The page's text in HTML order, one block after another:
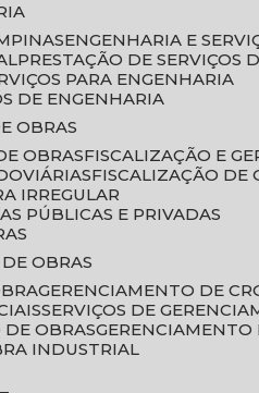
ENGENHARIA E
PRESTAÇÃO DE SERVIÇOS
PARA ENGENHARIA
DE ENGENHARIA
OBRAS
OBRAS
FISCALIZAÇÃO E
FISCALIZAÇÃO
IRREGULAR
PÚBLICAS E PRIVADAS
OBRAS
GERENCIAMENTO DE
SERVIÇOS DE
DE OBRAS
INDUSTRIAL